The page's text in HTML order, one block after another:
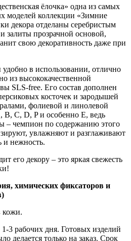
ёлочка» одна из самых
моделей коллекции «Зимние
декора отделаны серебристым
прозрачной основой,
свою декоративность даже при
в использовании, отлично
из высококачественной
SLS-free. Его состав дополнен
косточек и зародышей
фолиевой и линолевой
В, С, D, P и особенно Е, ведь
– чемпион по содержанию этого
увлажняют и разглаживают
и нежность.
его декору – это яркая свежесть
химических фиксаторов и
кожи.
1-3 рабочих дня. Готовых изделий
делается только на заказ. Срок